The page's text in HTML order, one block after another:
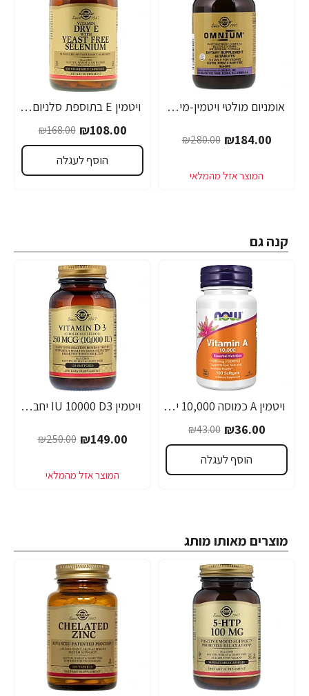
-34% אומניום מולטי ויטמין-מינרל סולגאר - 60 טבליות - מבית SOLGAR
₪184.00
₪280.00
-36%
ויטמין E בתוספת סלניום נטול שמרים סולגאר - 100 כמוסות צמחיות מבית SOLGAR
₪108.00
₪168.00
הוסף לעגלה
קנה גם
-16%
ויטמין A כמוסה 10,000 יחב"ל - 100 כמוסות מבית NOW FOODS
₪36.00
₪43.00
הוסף לעגלה
-40% ויטמין IU 10000 D3 יחב"ל סולגאר - 120 כמוסות רכות - מבית SOLGAR
₪149.00
₪250.00
מוצרים מאותו מותג